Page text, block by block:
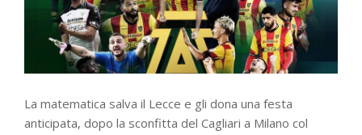
La matematica salva il Lecce e gli dona una festa
anticipata, dopo la sconfitta del Cagliari a Milano col